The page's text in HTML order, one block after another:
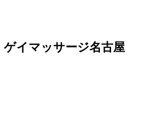
ゲイマッサージ名古屋